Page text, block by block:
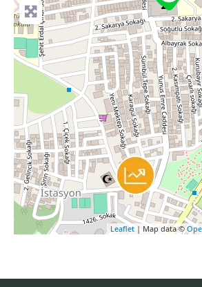
Leaflet | Map data ©